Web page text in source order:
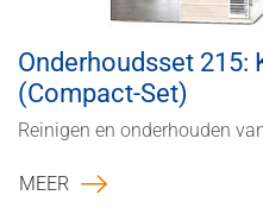
Onderhoudsset 215:
(Compact-Set)
Reinigen en onderhouden
MEER